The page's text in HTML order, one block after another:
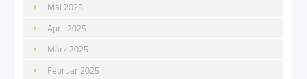
Mai 2025
April 2025
März 2025
Februar 2025